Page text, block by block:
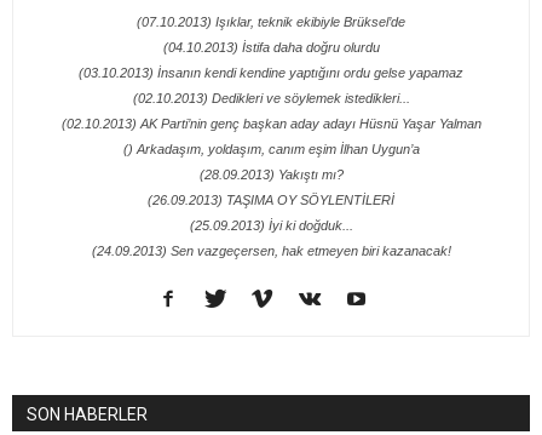
(07.10.2013) Işıklar, teknik ekibiyle Brüksel’de
(04.10.2013) İstifa daha doğru olurdu
(03.10.2013) İnsanın kendi kendine yaptığını ordu gelse yapamaz
(02.10.2013) Dedikleri ve söylemek istedikleri...
(02.10.2013) AK Parti’nin genç başkan aday adayı Hüsnü Yaşar Yalman
() Arkadaşım, yoldaşım, canım eşim İlhan Uygun’a
(28.09.2013) Yakıştı mı?
(26.09.2013) TAŞIMA OY SÖYLENTİLERİ
(25.09.2013) İyi ki doğduk...
(24.09.2013) Sen vazgeçersen, hak etmeyen biri kazanacak!
SON HABERLER